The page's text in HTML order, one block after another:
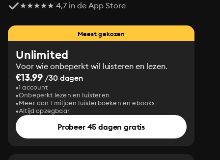
★★★★★ 4,7 in de App Store
Meest gekozen
Unlimited
Voor wie onbeperkt wil luisteren en lezen.
€13.99 /30 dagen
1 account
Onbeperkt lezen en luisteren
Meer dan 1 miljoen luisterboeken en ebooks
Altijd opzegbaar
Probeer 45 dagen gratis